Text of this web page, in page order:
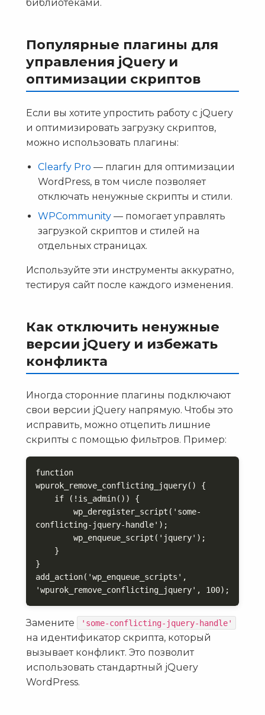
библиотеками.
Популярные плагины для
управления jQuery и
оптимизации скриптов
Если вы хотите упростить работу с jQuery
и оптимизировать загрузку скриптов,
можно использовать плагины:
Clearfy Pro — плагин для оптимизации
WordPress, в том числе позволяет
отключать ненужные скрипты и стили.
WPCommunity — помогает управлять
загрузкой скриптов и стилей на
отдельных страницах.
Используйте эти инструменты аккуратно,
тестируя сайт после каждого изменения.
Как отключить ненужные
версии jQuery и избежать
конфликта
Иногда сторонние плагины подключают
свои версии jQuery напрямую. Чтобы это
исправить, можно отцепить лишние
скрипты с помощью фильтров. Пример:
function
wpurok_remove_conflicting_jquery() {
conflicting-jquery-handle');
}
add_action('wp_enqueue_scripts',
'wpurok_remove_conflicting_jquery', 100);
Замените 'some-conflicting-jquery-handle'
на идентификатор скрипта, который
вызывает конфликт. Это позволит
использовать стандартный jQuery
WordPress.